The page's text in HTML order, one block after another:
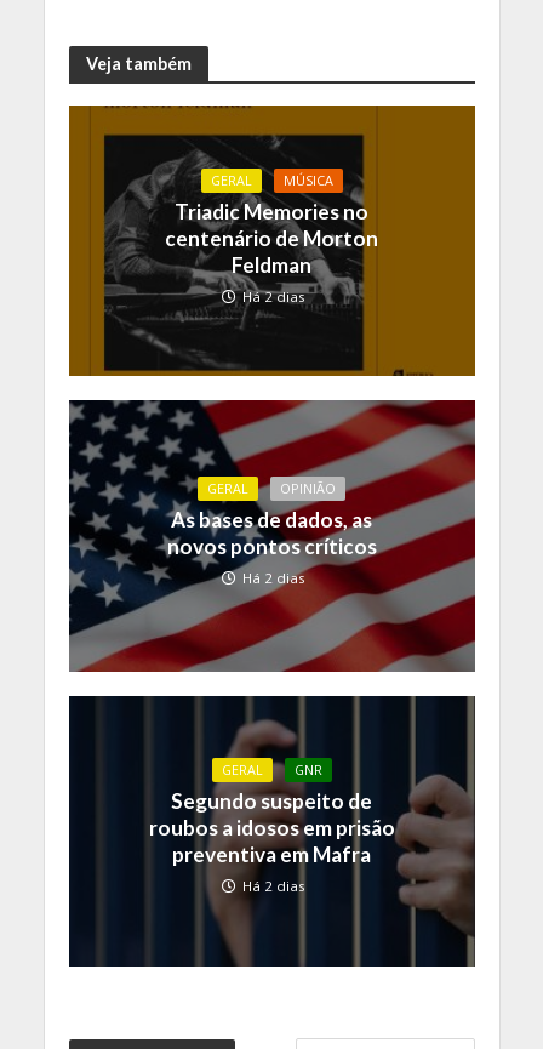
Veja também
GERAL MÚSICA
Triadic Memories no
centenário de Morton
Feldman
Há 2 dias
GERAL OPINIÃO
As bases de dados, as
novos pontos críticos
Há 2 dias
GERAL GNR
Segundo suspeito de
roubos a idosos em prisão
preventiva em Mafra
Há 2 dias